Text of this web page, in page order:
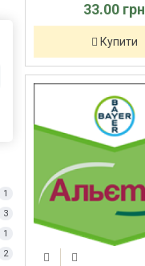
1
3
1
2
33.00 грн
Купити